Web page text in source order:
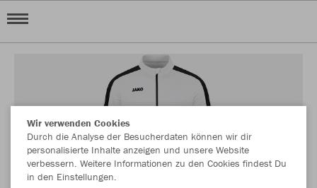
Wir verwenden Cookies
Durch die Analyse der Besucherdaten können wir dir
personalisierte Inhalte anzeigen und unsere Website
verbessern. Weitere Informationen zu den Cookies findest Du
in den Einstellungen.